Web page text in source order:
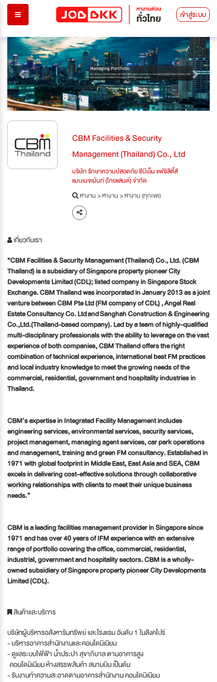
เข้าสู่ระบบ
Previous Next
CBM Facilities & Security
Management (Thailand) Co., Ltd
บริษัท รักษาความปลอดภัย ซีบีเอ็ม แฟซิลิตี้ส์
แมนเนจเม้นท์ (ไทยแลนด์) จำกัด
หางาน>หางาน>หางาน (ทุกเขต)
เกี่ยวกับเรา
“CBM Facilities & Security Management (Thailand) Co., Ltd. (CBM
Thailand) is a subsidiary of Singapore property pioneer City
Developments Limited (CDL); listed company in Singapore Stock
Exchange. CBM Thailand was incorporated in January 2013 as a joint
venture between CBM Pte Ltd (FM company of CDL) , Angel Real
Estate Consultancy Co. Ltd and Sanghah Construction & Engineering
Co.,Ltd.(Thailand-based company). Led by a team of highly-qualified
multi-disciplinary professionals with the ability to leverage on the vast
experience of both companies, CBM Thailand offers the right
combination of technical experience, international best FM practices
and local industry knowledge to meet the growing needs of the
commercial, residential, government and hospitality industries in
Thailand.
CBM’s expertise in Integrated Facility Management includes
engineering services, environmental services, security services,
project management, managing agent services, car park operations
and management, training and green FM consultancy. Established in
1971 with global footprint in Middle East, East Asia and SEA, CBM
excels in delivering cost-effective solutions through collaborative
working relationships with clients to meet their unique business
needs.”
CBM is a leading facilities management provider in Singapore since
1971 and has over 40 years of IFM experience with an extensive
range of portfolio covering the office, commercial, residential,
industrial, government and hospitality sectors. CBM is a wholly-
owned subsidiary of Singapore property pioneer City Developments
Limited (CDL).
สินค้าและบริการ
บริษัทผู้บริหารอสังหาริมทรัพย์ และโรงแรม อันดับ 1 ในสิงคโปร์
- บริหารอาคารสำนักงานและคอนโดมิเนียม
- ดูแลระบบไฟ้ฟ้า น้ำประปา สุขาภิบาล ตามอาคารสูง
คอนโดมิเนียม ห้างสรรพสินค้า สนามบิน เป็นต้น
- รับงานทำความสะอาดตามอาคารสำนักงาน คอนโดมิเนียม